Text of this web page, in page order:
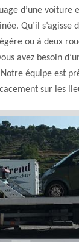
d’une voiture
Qu’il s’agisse
ou à deux
avez besoin
Notre équipe est
sur les